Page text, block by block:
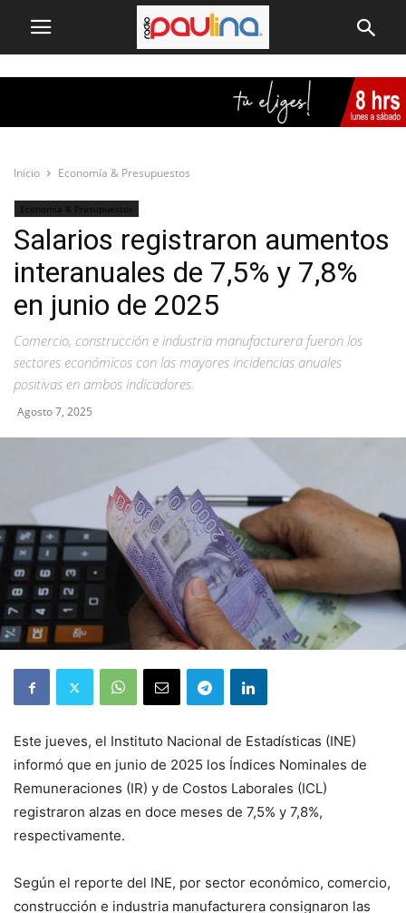
Inicio Economía & Presupuestos
Economía & Presupuestos
Salarios registraron aumentos
interanuales de 7,5% y 7,8%
en junio de 2025
Comercio, construcción e industria manufacturera fueron los
sectores económicos con las mayores incidencias anuales
positivas en ambos indicadores.
Agosto 7, 2025
Este jueves, el Instituto Nacional de Estadísticas (INE)
informó que en junio de 2025 los Índices Nominales de
Remuneraciones (IR) y de Costos Laborales (ICL)
registraron alzas en doce meses de 7,5% y 7,8%,
respectivamente.
Según el reporte del INE, por sector económico, comercio,
construcción e industria manufacturera consignaron las